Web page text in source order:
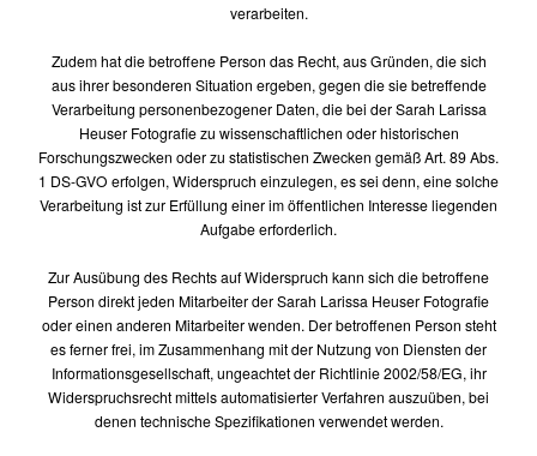
verarbeiten.
Zudem hat die betroffene Person das Recht, aus Gründen, die sich
aus ihrer besonderen Situation ergeben, gegen die sie betreffende
Verarbeitung personenbezogener Daten, die bei der Sarah Larissa
Heuser Fotografie zu wissenschaftlichen oder historischen
Forschungszwecken oder zu statistischen Zwecken gemäß Art. 89 Abs.
1 DS-GVO erfolgen, Widerspruch einzulegen, es sei denn, eine solche
Verarbeitung ist zur Erfüllung einer im öffentlichen Interesse liegenden
Aufgabe erforderlich.
Zur Ausübung des Rechts auf Widerspruch kann sich die betroffene
Person direkt jeden Mitarbeiter der Sarah Larissa Heuser Fotografie
oder einen anderen Mitarbeiter wenden. Der betroffenen Person steht
es ferner frei, im Zusammenhang mit der Nutzung von Diensten der
Informationsgesellschaft, ungeachtet der Richtlinie 2002/58/EG, ihr
Widerspruchsrecht mittels automatisierter Verfahren auszuüben, bei
denen technische Spezifikationen verwendet werden.